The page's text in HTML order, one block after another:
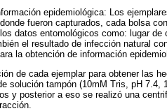
epidemiológica: Los
fueron capturados, cada bolsa
datos entomológicos como: lugar de
el resultado de infección natural
la obtención de información
de cada ejemplar para obtener las
solución tampón (10mM Tris, pH 7.4,
y posterior a eso se realizó una